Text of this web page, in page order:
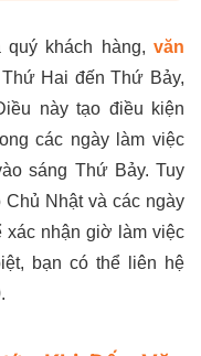
khách hàng, văn
Hai đến Thứ Bảy,
này tạo điều kiện
các ngày làm việc
sáng Thứ Bảy. Tuy
Nhật và các ngày
xác nhận giờ làm việc
bạn có thể liên hệ